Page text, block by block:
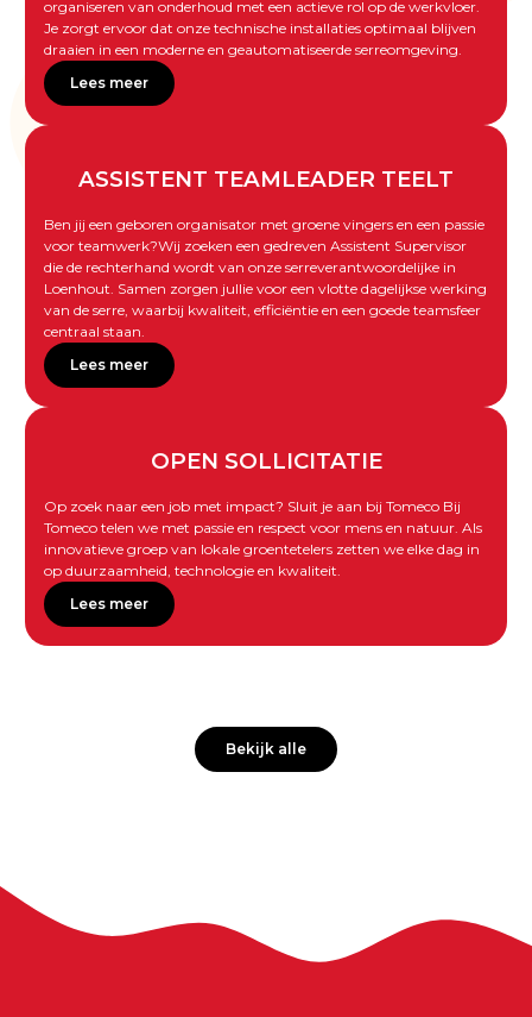
organiseren van onderhoud met een actieve rol op de werkvloer.
Je zorgt ervoor dat onze technische installaties optimaal blijven
draaien in een moderne en geautomatiseerde serreomgeving.
Lees meer
ASSISTENT TEAMLEADER TEELT
Ben jij een geboren organisator met groene vingers en een passie
voor teamwerk?Wij zoeken een gedreven Assistent Supervisor
die de rechterhand wordt van onze serreverantwoordelijke in
Loenhout. Samen zorgen jullie voor een vlotte dagelijkse werking
van de serre, waarbij kwaliteit, efficiëntie en een goede teamsfeer
centraal staan.
Lees meer
OPEN SOLLICITATIE
Op zoek naar een job met impact? Sluit je aan bij Tomeco Bij
Tomeco telen we met passie en respect voor mens en natuur. Als
innovatieve groep van lokale groentetelers zetten we elke dag in
op duurzaamheid, technologie en kwaliteit.
Lees meer
Bekijk alle